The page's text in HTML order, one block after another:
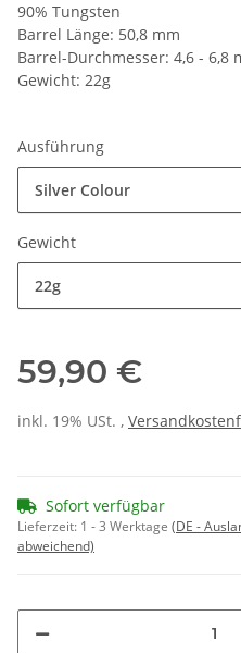
90% Tungsten
Barrel Länge: 50,8 mm
Barrel-Durchmesser: 4,6 - 6,8
Gewicht: 22g
Ausführung
Silver Colour
Gewicht
22g
59,90 €
inkl. 19% USt. ,
Sofort verfügbar
Lieferzeit: 1 - 3 Werktage (DE -
abweichend)